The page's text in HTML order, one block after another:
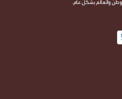
والعالم بشكل عام.